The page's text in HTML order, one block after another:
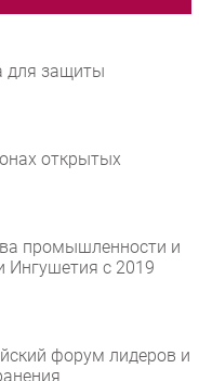
для защиты
открытых
промышленности и
Ингушетия с 2019
форум лидеров и